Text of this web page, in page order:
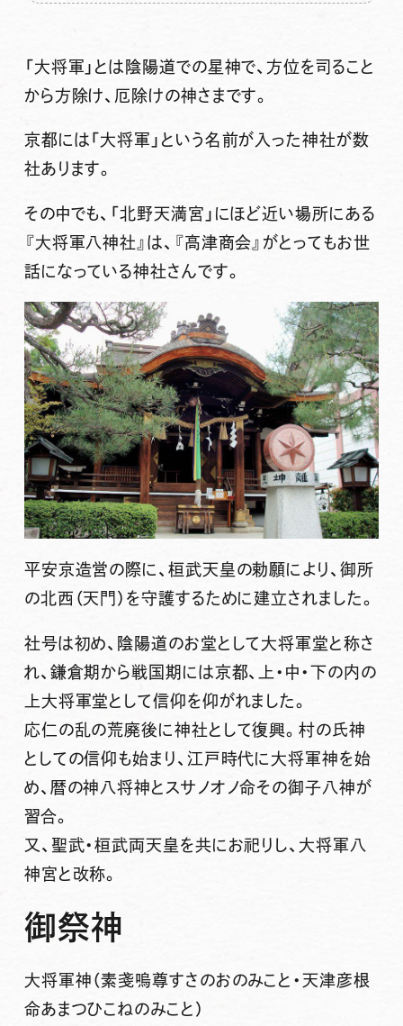
「大将軍」 とは 陰陽道での星神で、方位を司ること
から方除け、厄除けの神さまです。
京都には「大将軍」という名前が入った神社が数
社あります。
その中でも、「北野天満宮」にほど近い場所にある
『大将軍八神社 』は、『高津商会』がとってもお世
話になっている神社さんです。
平安京造営の際に、桓武天皇の勅願により、御所
の北西（天門）を守護するために建立されました。
社号は初め、陰陽道のお堂として大将軍堂と称さ
れ、鎌倉期から戦国期には京都、上・中・下の内の
上大将軍堂として信仰を仰がれました。
応仁の乱の荒廃後に神社として復興。村の氏神
としての信仰も始まり、江戸時代に大将軍神を始
め、暦の神八将神とスサノオノ命その御子八神が
習合。
又、聖武・桓武両天皇を共にお祀りし、大将軍八
神宮と改称。
御祭神
大将軍神（素戔嗚尊すさのおのみこと・天津彦根
命あまつひこねのみこと）